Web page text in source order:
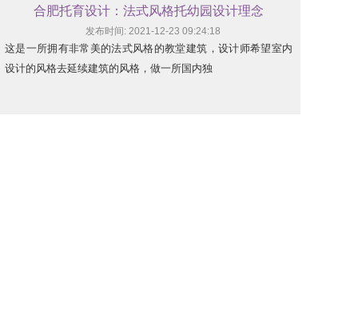
合肥托育设计：法式风格托幼园设计理念
发布时间: 2021-12-23 09:24:18
这是一所拥有非常美的法式风格的教堂建筑，设计师希望室内
设计的风格去延续建筑的风格，做一所国内独